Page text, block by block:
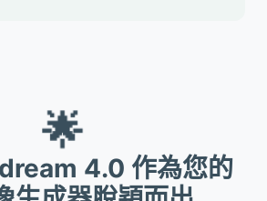
🌟
4.0 作為您的